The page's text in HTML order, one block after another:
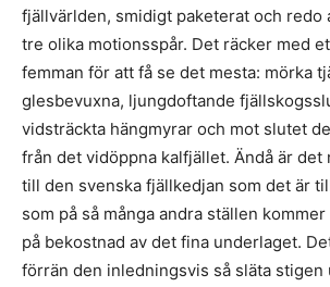
fjällvärlden, smidigt paketerat och redo
tre olika motionsspår. Det räcker med
femman för att få se det mesta: mörka
glesbevuxna, ljungdoftande
vidsträckta hängmyrar och mot slutet
från det vidöppna kalfjället. Ändå är det
till den svenska fjällkedjan som det är
som på så många andra ställen
på bekostnad av det fina underlaget.
förrän den inledningsvis så släta stigen